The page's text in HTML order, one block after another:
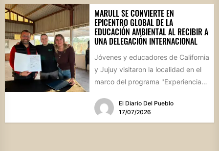
MARULL SE CONVIERTE EN
EPICENTRO GLOBAL DE LA
EDUCACIÓN AMBIENTAL AL RECIBIR A
UNA DELEGACIÓN INTERNACIONAL
Jóvenes y educadores de California
y Jujuy visitaron la localidad en el
marco del programa "Experiencia
El Diario Del Pueblo
17/07/2026